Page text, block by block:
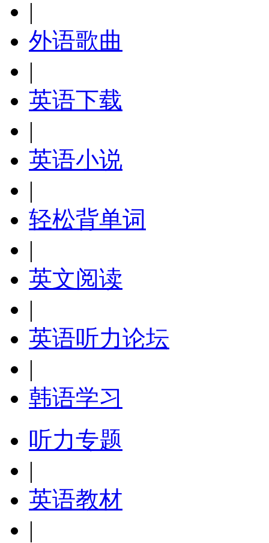
|
外语歌曲
|
英语下载
|
英语小说
|
轻松背单词
|
英文阅读
|
英语听力论坛
|
韩语学习
听力专题
|
英语教材
|